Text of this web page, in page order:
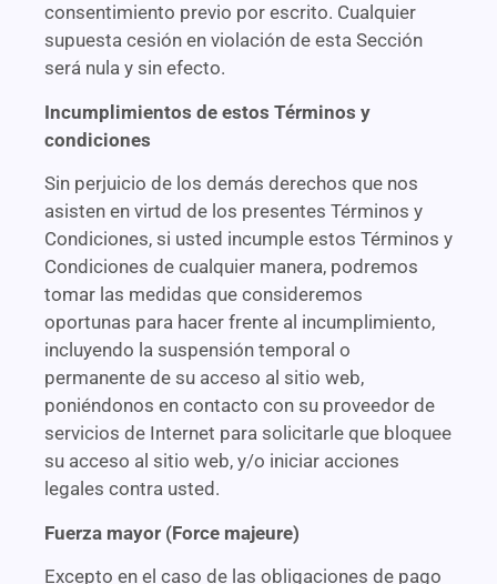
consentimiento previo por escrito. Cualquier
supuesta cesión en violación de esta Sección
será nula y sin efecto.
Incumplimientos de estos Términos y
condiciones
Sin perjuicio de los demás derechos que nos
asisten en virtud de los presentes Términos y
Condiciones, si usted incumple estos Términos y
Condiciones de cualquier manera, podremos
tomar las medidas que consideremos
oportunas para hacer frente al incumplimiento,
incluyendo la suspensión temporal o
permanente de su acceso al sitio web,
poniéndonos en contacto con su proveedor de
servicios de Internet para solicitarle que bloquee
su acceso al sitio web, y/o iniciar acciones
legales contra usted.
Fuerza mayor (Force majeure)
Excepto en el caso de las obligaciones de pago